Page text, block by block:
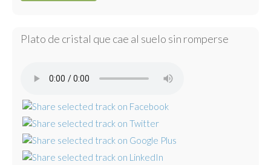
Plato de cristal que cae al suelo sin romperse